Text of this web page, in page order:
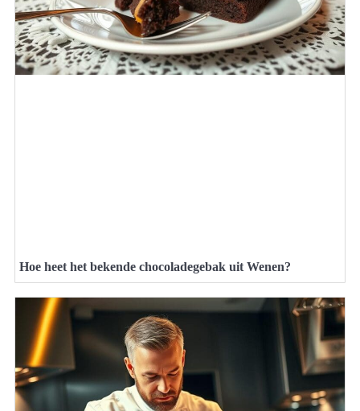
Hoe heet het bekende chocoladegebak uit Wenen?